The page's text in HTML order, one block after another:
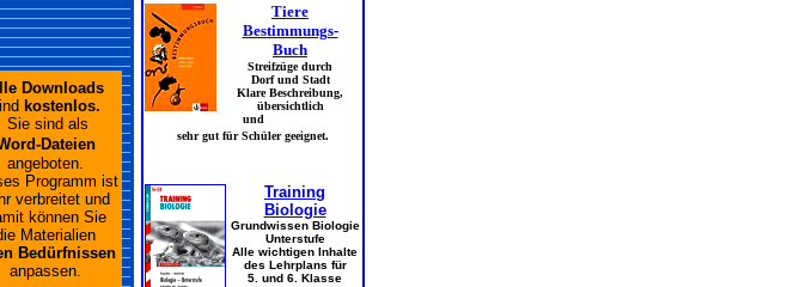
Downloads
kostenlos.
Sie sind als
Dateien
angeboten.
Programm ist
verbreitet und
können Sie
Materialien
Bedürfnissen
anpassen.